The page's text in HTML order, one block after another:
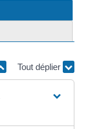
Tout déplier